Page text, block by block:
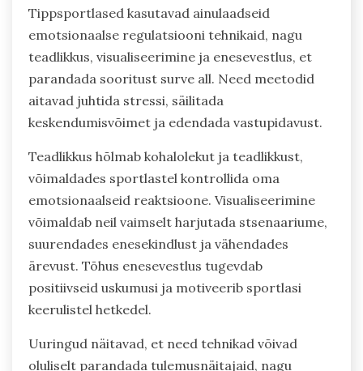
Tippsportlased kasutavad ainulaadseid
emotsionaalse regulatsiooni tehnikaid, nagu
teadlikkus, visualiseerimine ja enesevestlus, et
parandada sooritust surve all. Need meetodid
aitavad juhtida stressi, säilitada
keskendumisvõimet ja edendada vastupidavust.
Teadlikkus hõlmab kohalolekut ja teadlikkust,
võimaldades sportlastel kontrollida oma
emotsionaalseid reaktsioone. Visualiseerimine
võimaldab neil vaimselt harjutada stsenaariume,
suurendades enesekindlust ja vähendades
ärevust. Tõhus enesevestlus tugevdab
positiivseid uskumusi ja motiveerib sportlasi
keerulistel hetkedel.
Uuringud näitavad, et need tehnikad võivad
oluliselt parandada tulemusnäitajaid, nagu